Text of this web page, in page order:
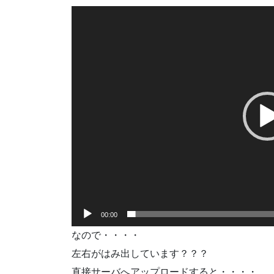
00:00
なので・・・・
左右がはみ出しています？？？